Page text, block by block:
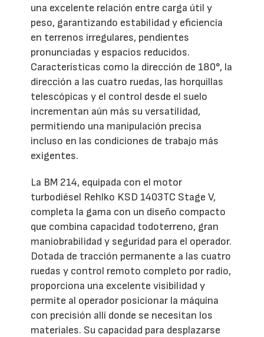
una excelente relación entre carga útil y
peso, garantizando estabilidad y eficiencia
en terrenos irregulares, pendientes
pronunciadas y espacios reducidos.
Características como la dirección de 180°, la
dirección a las cuatro ruedas, las horquillas
telescópicas y el control desde el suelo
incrementan aún más su versatilidad,
permitiendo una manipulación precisa
incluso en las condiciones de trabajo más
exigentes.
La BM 214, equipada con el motor
turbodiésel Rehlko KSD 1403TC Stage V,
completa la gama con un diseño compacto
que combina capacidad todoterreno, gran
maniobrabilidad y seguridad para el operador.
Dotada de tracción permanente a las cuatro
ruedas y control remoto completo por radio,
proporciona una excelente visibilidad y
permite al operador posicionar la máquina
con precisión allí donde se necesitan los
materiales. Su capacidad para desplazarse